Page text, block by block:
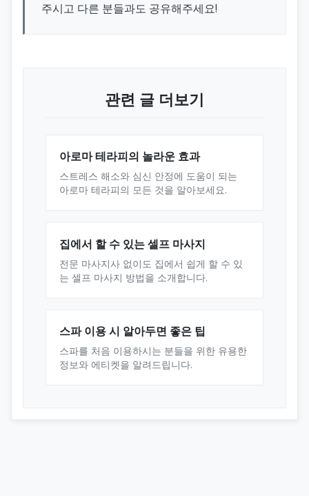
주시고 다른 분들과도 공유해주세요!
관련 글 더보기
아로마 테라피의 놀라운 효과
스트레스 해소와 심신 안정에 도움이 되는
아로마 테라피의 모든 것을 알아보세요.
집에서 할 수 있는 셀프 마사지
전문 마사지사 없이도 집에서 쉽게 할 수 있
는 셀프 마사지 방법을 소개합니다.
스파 이용 시 알아두면 좋은 팁
스파를 처음 이용하시는 분들을 위한 유용한
정보와 에티켓을 알려드립니다.